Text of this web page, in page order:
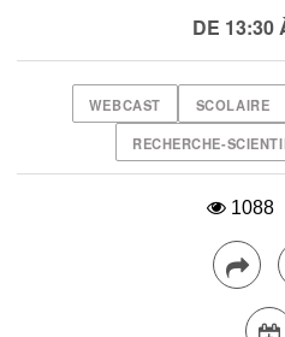
DE 13:30
WEBCAST SCOLAIRE
RECHERCHE-
1088